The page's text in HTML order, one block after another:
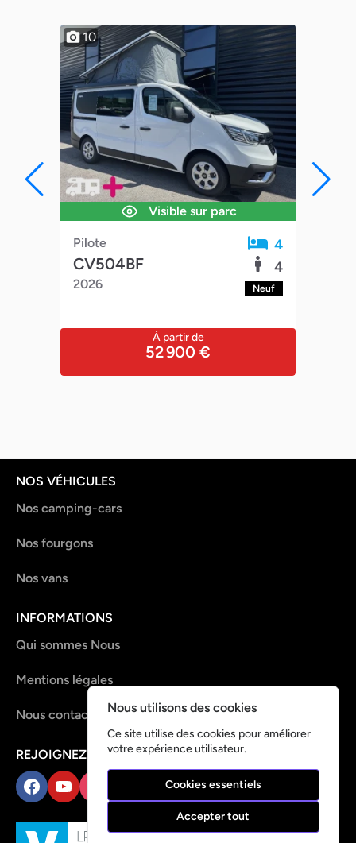
10
Visible sur parc
Pilote
CV504BF
2026
4
4
Neuf
À partir de
52 900 €
NOS VÉHICULES
Nos camping-cars
Nos fourgons
Nos vans
INFORMATIONS
Qui sommes Nous
Mentions légales
Nous contacter
REJOIGNEZ-NOUS !
FacebookYouTubeInstagram
TikTok
Nous utilisons des cookies
Ce site utilise des cookies pour améliorer
votre expérience utilisateur.
Cookies essentiels
Accepter tout